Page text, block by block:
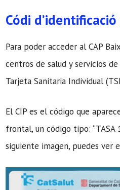
Códi
Para poder acceder al CAP
centros de salud y servicios
Tarjeta Sanitaria Individual
El CIP es el código que
frontal, un código tipo: “TASA
siguiente imagen, puedes ver